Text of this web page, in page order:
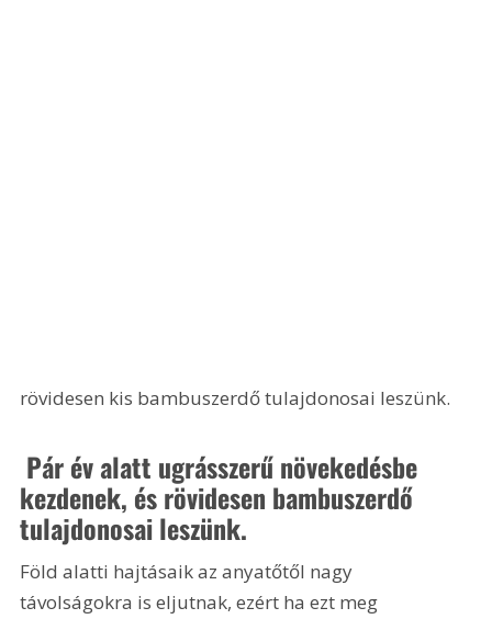
rövidesen kis bambuszerdő tulajdonosai leszünk.
kezdenek, és rövidesen bambuszerdő
tulajdonosai leszünk.
Föld alatti hajtásaik az anyatőtől nagy
távolságokra is eljutnak, ezért ha ezt meg